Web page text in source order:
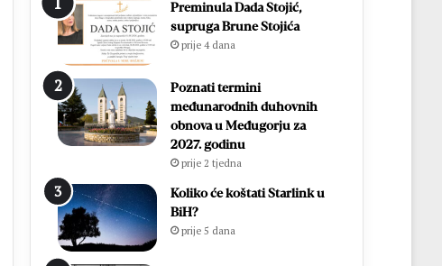
Preminula Dada Stojić,
supruga Brune Stojića
prije 4 dana
Poznati termini
međunarodnih duhovnih
obnova u Međugorju za
2027. godinu
prije 2 tjedna
Koliko će koštati Starlink u
BiH?
prije 5 dana